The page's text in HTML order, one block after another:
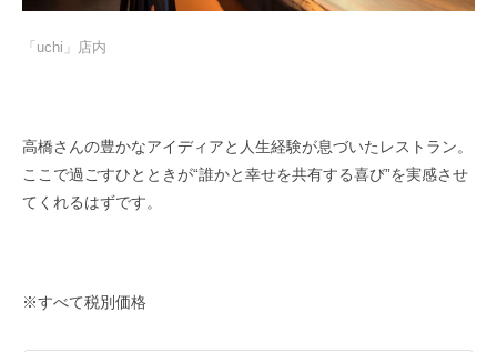
「uchi」店内
高橋さんの豊かなアイディアと人生経験が息づいたレストラン。
ここで過ごすひとときが“誰かと幸せを共有する喜び”を実感させ
てくれるはずです。
※すべて税別価格